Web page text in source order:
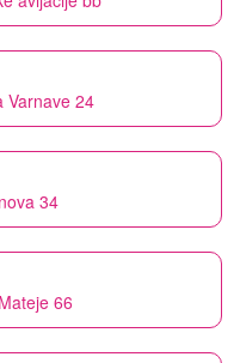
Varnave 24
34
66